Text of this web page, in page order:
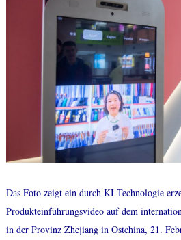
Das Foto zeigt ein durch KI-Technologie
Produkteinführungsvideo auf dem
in der Provinz Zhejiang in Ostchina, 21.